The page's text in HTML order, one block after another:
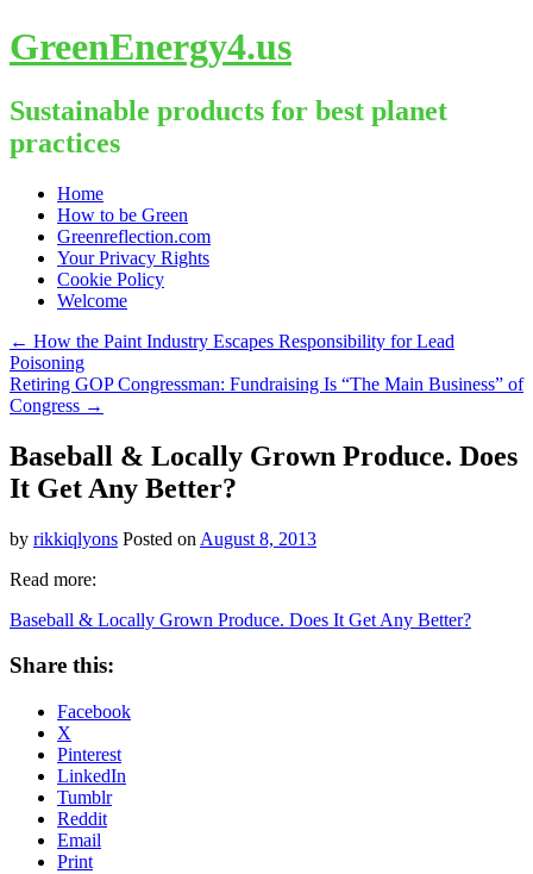
GreenEnergy4.us
Sustainable products for best planet
practices
Skip
content
Home
How to be Green
Greenreflection.com
Your Privacy Rights
Cookie Policy
Welcome
← How the Paint Industry Escapes Responsibility for Lead
Poisoning
Retiring GOP Congressman: Fundraising Is “The Main Business” of
Congress →
Baseball & Locally Grown Produce. Does
It Get Any Better?
by rikkiqlyons Posted on August 8, 2013
Read more:
Baseball & Locally Grown Produce. Does It Get Any Better?
Share this:
Facebook
X
Pinterest
LinkedIn
Tumblr
Reddit
Email
Print